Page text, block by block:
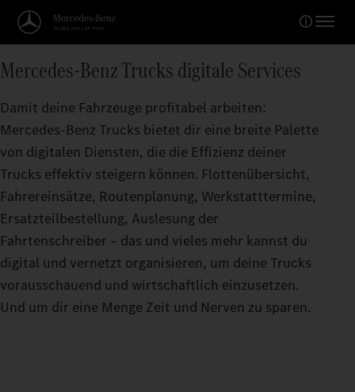
Mercedes‑Benz Trucks digitale Services
Damit deine Fahrzeuge profitabel arbeiten:
Mercedes‑Benz Trucks bietet dir eine breite Palette
von digitalen Diensten, die die Effizienz deiner
Trucks effektiv steigern können. Flottenübersicht,
Fahrereinsätze, Routenplanung, Werkstatttermine,
Ersatzteilbestellung, Auslesung der
Fahrtenschreiber – das und vieles mehr kannst du
digital und vernetzt organisieren, um deine Trucks
vorausschauend und wirtschaftlich einzusetzen.
Und um dir eine Menge Zeit und Nerven zu sparen.